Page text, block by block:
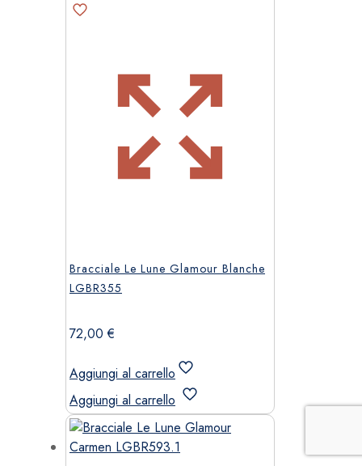
Bracciale Le Lune Glamour Blanche
LGBR355
72,00€
Aggiungi al carrello
Aggiungi al carrello